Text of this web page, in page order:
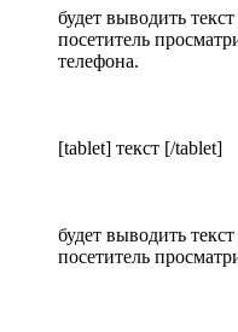
будет выводить
посетитель
телефона.
[tablet] текст [/tablet]
будет выводить
посетитель